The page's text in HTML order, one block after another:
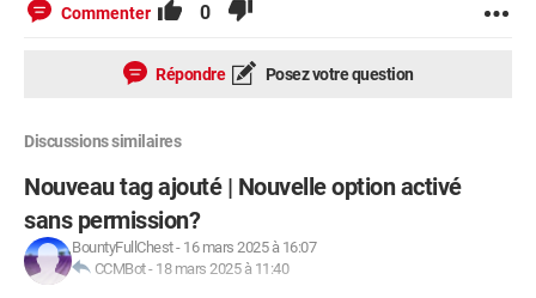
Commenter 0
Répondre Posez votre question
Discussions similaires
Nouveau tag ajouté | Nouvelle option activé
sans permission?
BountyFullChest- 16 mars 2025 à 16:07
CCMBot- 18 mars 2025 à 11:40